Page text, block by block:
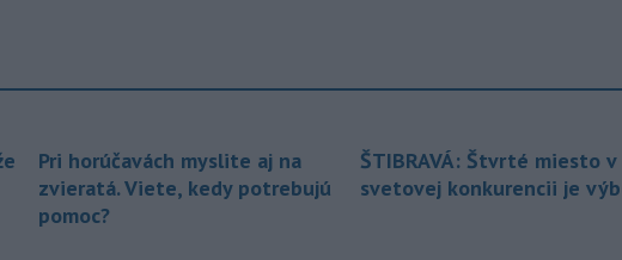
Pri horúčavách myslite aj na
zvieratá. Viete, kedy potrebujú
pomoc?
ŠTIBRAVÁ: Štvrté miesto
svetovej konkurencii je